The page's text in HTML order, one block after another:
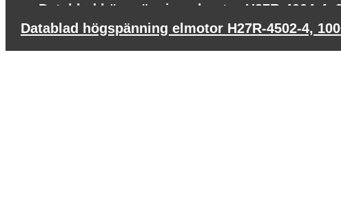
Datablad högspänning elmotor H27R-4004-4,
Datablad högspänning elmotor H27R-4502-4,